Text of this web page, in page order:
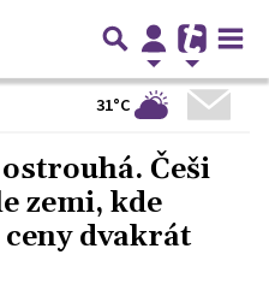
31°C
Češi
zemi, kde
ceny dvakrát